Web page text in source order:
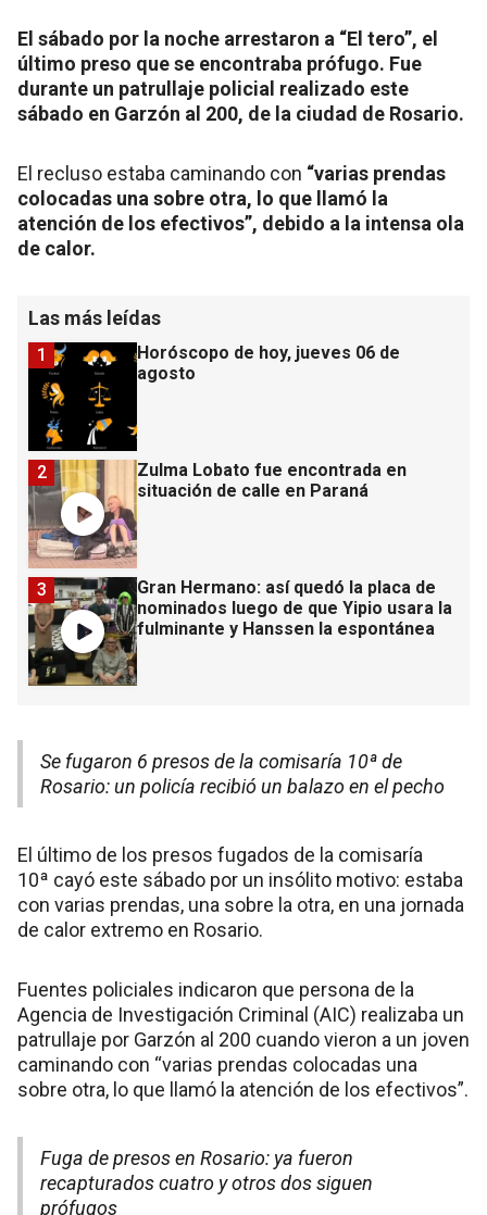
El sábado por la noche arrestaron a “El tero”, el
último preso que se encontraba prófugo. Fue
durante un patrullaje policial realizado este
sábado en Garzón al 200, de la ciudad de Rosario.
El recluso estaba caminando con “varias prendas
colocadas una sobre otra, lo que llamó la
atención de los efectivos”, debido a la intensa ola
de calor.
Las más leídas
Horóscopo de hoy, jueves 06 de
agosto
1
Zulma Lobato fue encontrada en
situación de calle en Paraná
2
Gran Hermano: así quedó la placa de
nominados luego de que Yipio usara la
fulminante y Hanssen la espontánea
3
Se fugaron 6 presos de la comisaría 10ª de
Rosario: un policía recibió un balazo en el pecho
El último de los presos fugados de la comisaría
10ª cayó este sábado por un insólito motivo: estaba
con varias prendas, una sobre la otra, en una jornada
de calor extremo en Rosario.
Fuentes policiales indicaron que persona de la
Agencia de Investigación Criminal (AIC) realizaba un
patrullaje por Garzón al 200 cuando vieron a un joven
caminando con “varias prendas colocadas una
sobre otra, lo que llamó la atención de los efectivos”.
Fuga de presos en Rosario: ya fueron
recapturados cuatro y otros dos siguen
prófugos